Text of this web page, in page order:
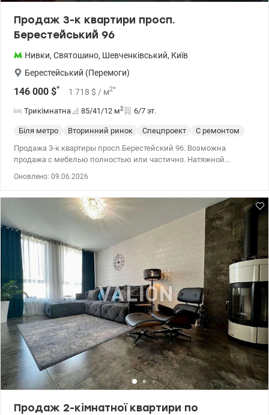
Продаж 3-к квартири просп.
Берестейський 96
Нивки, Святошино, Шевченківський, Київ
Берестейський (Перемоги)
146 000 $* 1 718 $ / м2*
Трикімнатна 85/41/12 м2 6/7 эт.
Біля метро Вторинний ринок Спецпроект
С ремонтом
Продажа 3-к квартиры просп.Берестейский 96. Возможна
продажа с мебелью полностью или частично. Натяжной
(Италия), бойлер 50л., гостевой туалет, два балкона, охранная
сигнализация. Двор не проходной, есть парковочное место.
Рядом с домом большое Сильпо, через дорогу на ул.Кулибина во
вторник и четверг продуктовая ярмарка. До метро Нивки и парка
Нивки 5 минут пешком. Рядом школа. 044 200 10 80
valion.ua/1097307
Оновлено: 09.06.2026
Продаж 2-кімнатної квартири по